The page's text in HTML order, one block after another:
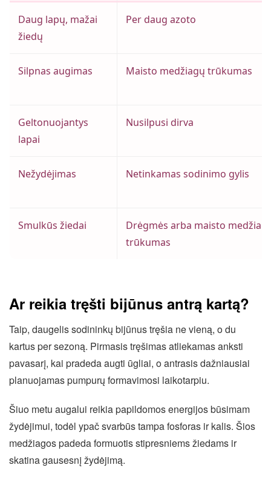
Daug lapų, mažai
žiedų
Per daug azoto
Silpnas augimas Maisto medžiagų trūkumas
Geltonuojantys
lapai
Nusilpusi dirva
Nežydėjimas Netinkamas sodinimo gylis
Smulkūs žiedai
Drėgmės arba maisto
trūkumas
Ar reikia tręšti bijūnus antrą kartą?
Taip, daugelis sodininkų bijūnus tręšia ne vieną, o du
kartus per sezoną. Pirmasis tręšimas atliekamas anksti
pavasarį, kai pradeda augti ūgliai, o antrasis dažniausiai
planuojamas pumpurų formavimosi laikotarpiu.
Šiuo metu augalui reikia papildomos energijos būsimam
žydėjimui, todėl ypač svarbūs tampa fosforas ir kalis. Šios
medžiagos padeda formuotis stipresniems žiedams ir
skatina gausesnį žydėjimą.